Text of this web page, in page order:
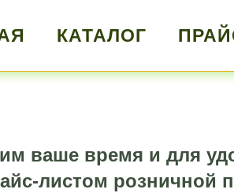
КАТАЛОГ
ваше время и для
листом розничной